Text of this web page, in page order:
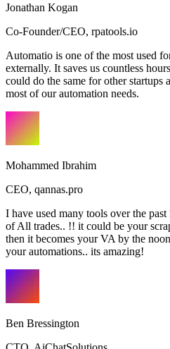
Jonathan Kogan
Co-Founder/CEO, rpatools.io
Automatio is one of the most used
externally. It saves us countless
could do the same for other startups
most of our automation needs.
Mohammed Ibrahim
CEO, qannas.pro
I have used many tools over the
of All trades.. !! it could be your
then it becomes your VA by the
your automations.. its amazing!
Ben Bressington